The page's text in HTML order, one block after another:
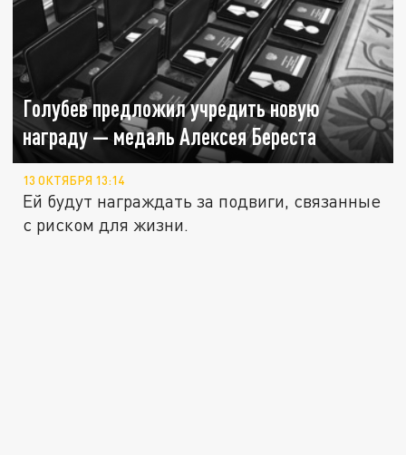
Голубев предложил учредить новую
награду — медаль Алексея Береста
13 ОКТЯБРЯ 13:14
Ей будут награждать за подвиги, связанные
с риском для жизни.